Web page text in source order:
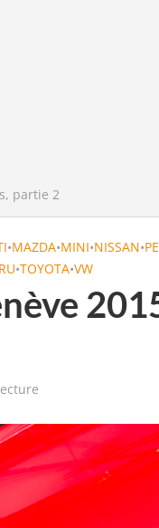
partie 2
•MAZDA•MINI•NISSAN•
•TOYOTA•VW